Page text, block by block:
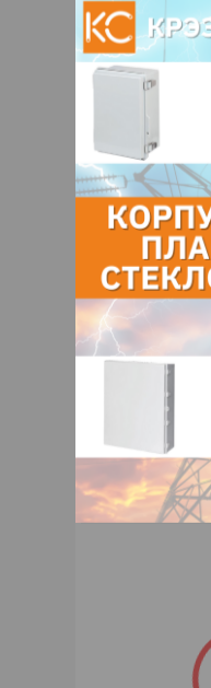
– проводник
держателя, что
нагрузки на
– двойная
помощью
– проводник
продольном
– прочное
погодным
– устойчив к
излучению, не
Контакты
Оставьте
кнопки
Вас
поставщика.